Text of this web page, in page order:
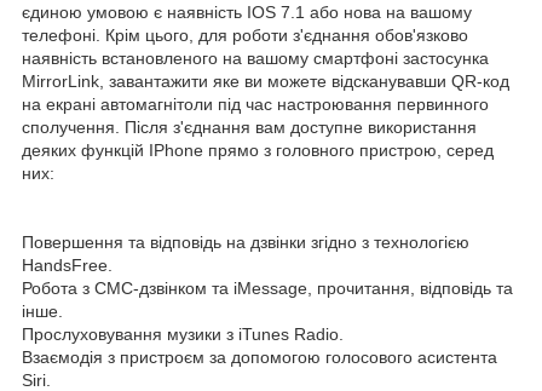
єдиною умовою є наявність IOS 7.1 або нова на вашому
телефоні. Крім цього, для роботи з'єднання обов'язково
наявність встановленого на вашому смартфоні застосунка
MirrorLink, завантажити яке ви можете відсканувавши QR-код
на екрані автомагнітоли під час настроювання первинного
сполучення. Після з'єднання вам доступне використання
деяких функцій IPhone прямо з головного пристрою, серед
них:
Повершення та відповідь на дзвінки згідно з технологією
HandsFree.
Робота з СМС-дзвінком та iMessage, прочитання, відповідь та
інше.
Прослуховування музики з iTunes Radio.
Взаємодія з пристроєм за допомогою голосового асистента
Siri.